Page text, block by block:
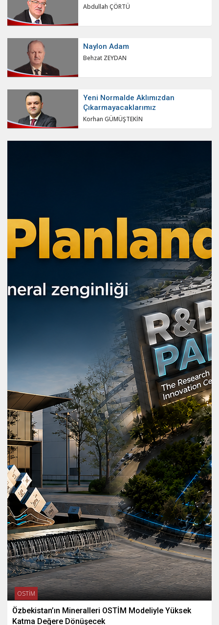
Abdullah ÇÖRTÜ
Naylon Adam
Behzat ZEYDAN
Yeni Normalde Aklımızdan
Çıkarmayacaklarımız
Korhan GÜMÜŞTEKİN
OSTİM
Özbekistan’ın Mineralleri OSTİM Modeliyle Yüksek
Katma Değere Dönüşecek